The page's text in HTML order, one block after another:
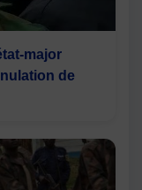
major
de